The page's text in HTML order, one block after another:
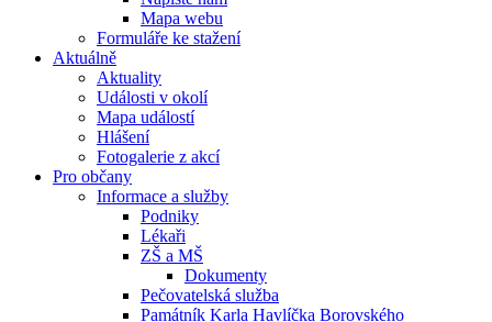
Mapa webu
Formuláře ke stažení
Aktuálně
Aktuality
Události v okolí
Mapa událostí
Hlášení
Fotogalerie z akcí
Pro občany
Informace a služby
Podniky
Lékaři
ZŠ a MŠ
Dokumenty
Pečovatelská služba
Památník Karla Havlíčka Borovského